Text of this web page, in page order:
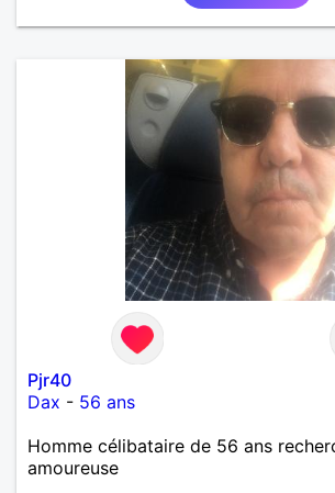
Pjr40
Dax - 56 ans
Homme célibataire de 56 ans
amoureuse